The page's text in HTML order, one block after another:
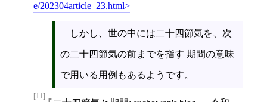
e/202304article_23.html
しかし、世の中には二十四節気を、次
の二十四節気の前までを指す 期間の意味
で用いる用例もあるようです。
[11]